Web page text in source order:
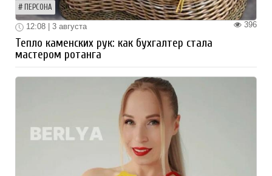
ПЕРСОНА
396
12:08 | 3 августа
Тепло каменских рук: как бухгалтер стала
мастером ротанга